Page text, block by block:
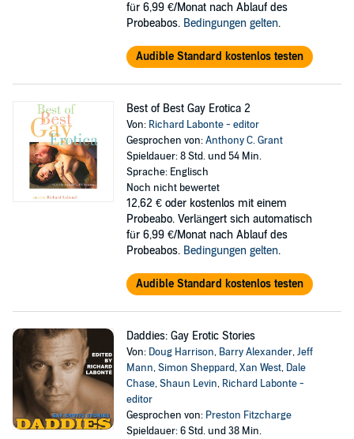
für 6,99 €/Monat nach Ablauf des
Probeabos. Bedingungen gelten.
Audible Standard kostenlos testen
Best of Best Gay Erotica 2
Von: Richard Labonte - editor
Gesprochen von:Anthony C. Grant
Spieldauer: 8 Std. und 54 Min.
Sprache: Englisch
Noch nicht bewertet
12,62 € oder kostenlos mit einem
Probeabo. Verlängert sich automatisch
für 6,99 €/Monat nach Ablauf des
Probeabos. Bedingungen gelten.
Audible Standard kostenlos testen
Daddies: Gay Erotic Stories
Von: Doug Harrison, Barry Alexander,Jeff
Mann,Simon Sheppard,Xan West, Dale
Chase,Shaun Levin, Richard Labonte -
editor
Gesprochen von: Preston Fitzcharge
Spieldauer: 6 Std. und 38 Min.